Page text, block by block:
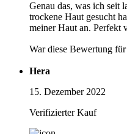
Genau das, was ich seit
trockene Haut gesucht
meiner Haut an. Perfekt
War diese Bewertung
Hera
15. Dezember 2022
Verifizierter Kauf